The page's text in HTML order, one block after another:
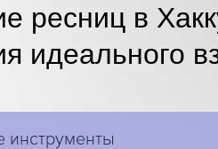
ресниц в
идеального
инструменты